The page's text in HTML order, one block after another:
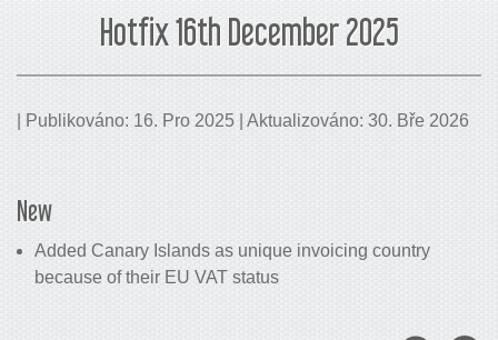
Hotfix 16th December 2025
| Publikováno: 16. Pro 2025 | Aktualizováno: 30. Bře 2026
New
Added Canary Islands as unique invoicing country
because of their EU VAT status